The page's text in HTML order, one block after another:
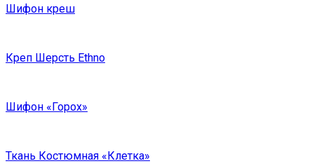
Шифон креш
Креп Шерсть Ethno
Шифон «Горох»
Ткань Костюмная «Клетка»